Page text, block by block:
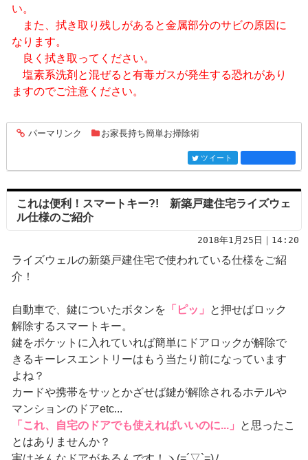
い。
また、拭き取り残しがあると金属部分のサビの原因に
なります。
良く拭き取ってください。
塩素系洗剤と混ぜると有毒ガスが発生する恐れがあり
ますのでご注意ください。
entry1834
パーマリンク お家長持ち簡単お掃除術
entry1834
ツイート
これは便利！スマートキー?! 新築戸建住宅ライズウェ
ル仕様のご紹介
2018年1月25日｜14:20
ライズウェルの新築戸建住宅で使われている仕様をご紹
介！
自動車で、鍵についたボタンを 「ピッ」
と押せばロック
解除するスマートキー。
鍵をポケットに入れていれば簡単にドアロックが解除で
きるキーレスエントリーはもう当たり前になっています
よね？
カードや携帯をサッとかざせば鍵が解除されるホテルや
マンションのドアetc...
「これ、自宅のドアでも使えればいいのに...」
と思ったこ
とはありませんか？